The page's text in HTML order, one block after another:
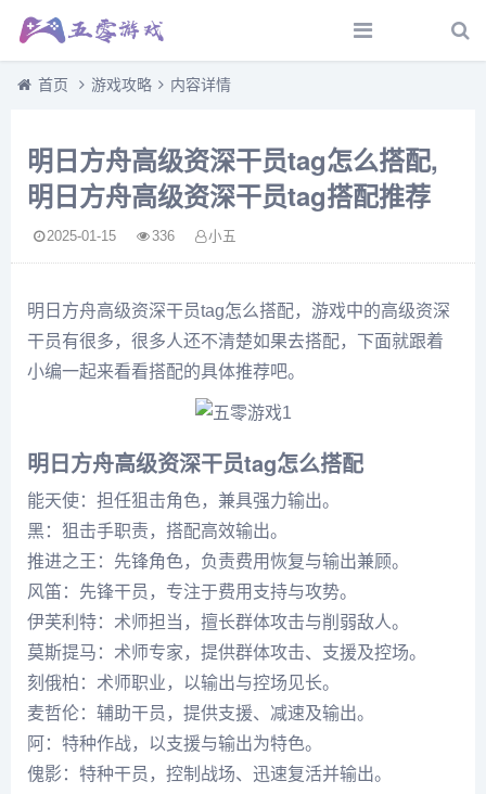
首页 游戏攻略 内容详情
明日方舟高级资深干员tag怎么搭配,
明日方舟高级资深干员tag搭配推荐
2025-01-15 336 小五
明日方舟高级资深干员tag怎么搭配，游戏中的高级资深
干员有很多，很多人还不清楚如果去搭配，下面就跟着
小编一起来看看搭配的具体推荐吧。
明日方舟高级资深干员tag怎么搭配
能天使：担任狙击角色，兼具强力输出。
黑：狙击手职责，搭配高效输出。
推进之王：先锋角色，负责费用恢复与输出兼顾。
风笛：先锋干员，专注于费用支持与攻势。
伊芙利特：术师担当，擅长群体攻击与削弱敌人。
莫斯提马：术师专家，提供群体攻击、支援及控场。
刻俄柏：术师职业，以输出与控场见长。
麦哲伦：辅助干员，提供支援、减速及输出。
阿：特种作战，以支援与输出为特色。
傀影：特种干员，控制战场、迅速复活并输出。